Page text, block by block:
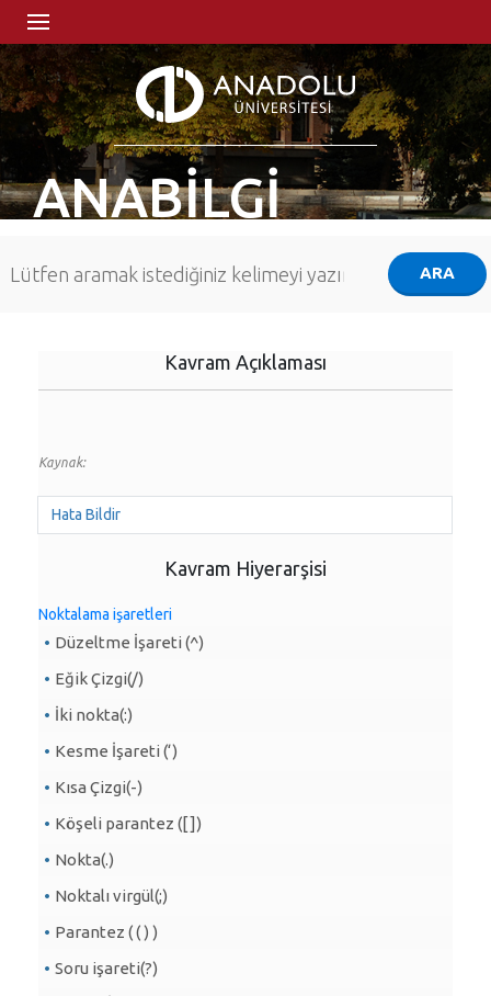
ANABİLGİ
Kavram Açıklaması
Kaynak:
Hata Bildir
Kavram Hiyerarşisi
Noktalama işaretleri
Düzeltme İşareti (^)
Eğik Çizgi(/)
İki nokta(:)
Kesme İşareti (‘)
Kısa Çizgi(-)
Köşeli parantez ([ ])
Nokta(.)
Noktalı virgül(;)
Parantez ( ( ) )
Soru işareti(?)